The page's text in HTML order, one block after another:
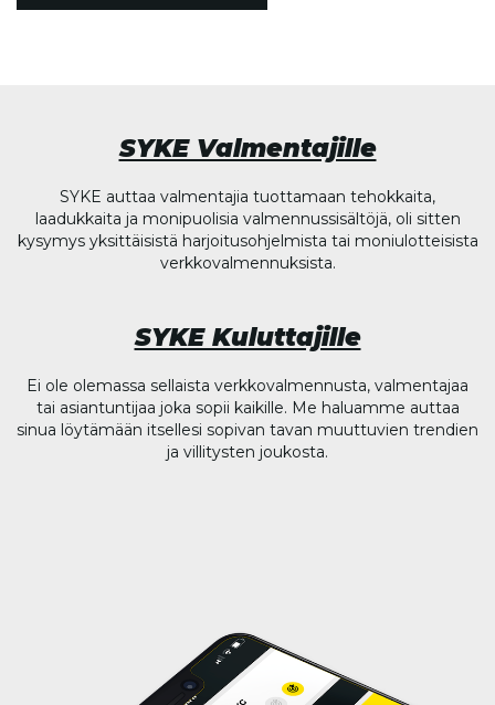
SYKE Valmentajille
SYKE auttaa valmentajia tuottamaan tehokkaita,
laadukkaita ja monipuolisia valmennussisältöjä, oli sitten
kysymys yksittäisistä harjoitusohjelmista tai moniulotteisista
verkkovalmennuksista.
SYKE Kuluttajille
Ei ole olemassa sellaista verkkovalmennusta, valmentajaa
tai asiantuntijaa joka sopii kaikille. Me haluamme auttaa
sinua löytämään itsellesi sopivan tavan muuttuvien trendien
ja villitysten joukosta.